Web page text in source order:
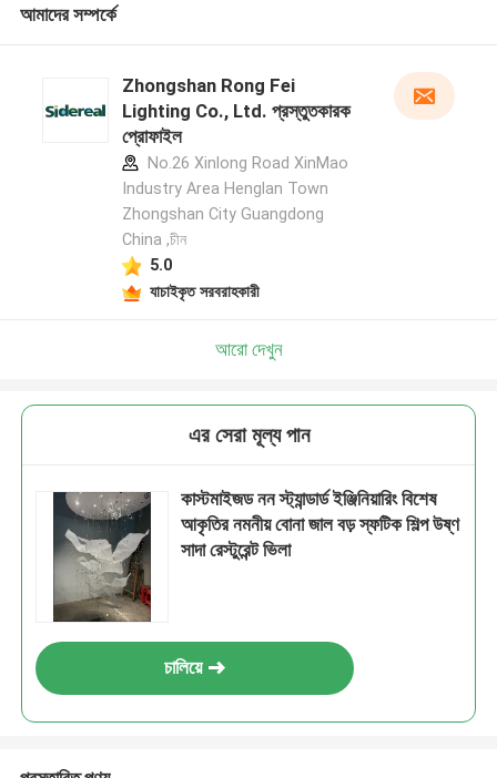
আমাদের সম্পর্কে
Zhongshan Rong Fei
Lighting Co., Ltd. প্রস্তুতকারক
প্রোফাইল
No.26 Xinlong Road XinMao
Industry Area Henglan Town
Zhongshan City Guangdong
China ,চীন
5.0
যাচাইকৃত সরবরাহকারী
আরো দেখুন
এর সেরা মূল্য পান
কাস্টমাইজড নন স্ট্যান্ডার্ড ইঞ্জিনিয়ারিং বিশেষ
আকৃতির নমনীয় বোনা জাল বড় স্ফটিক শিল্প উষ্ণ
সাদা রেস্টুরেন্ট ভিলা
চালিয়ে